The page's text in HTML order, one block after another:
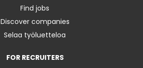
Find jobs
Discover companies
Selaa työluetteloa
FOR RECRUITERS